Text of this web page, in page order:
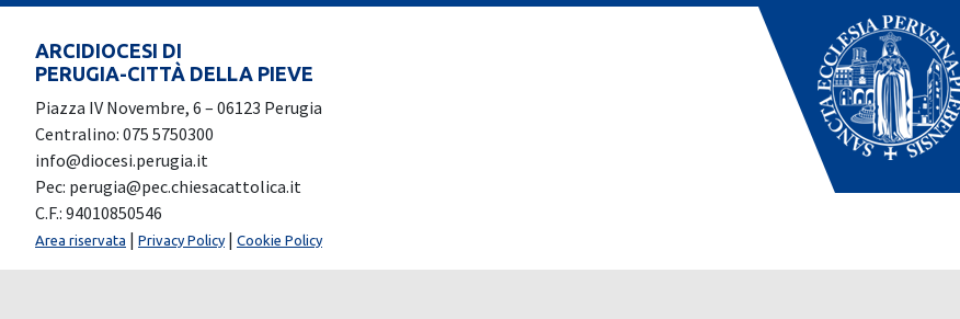
ARCIDIOCESI DI
PERUGIA-CITTÀ DELLA PIEVE
Piazza IV Novembre, 6 – 06123 Perugia
Centralino: 075 5750300
info@diocesi.perugia.it
Pec: perugia@pec.chiesacattolica.it
C.F.: 94010850546
Area riservata | Privacy Policy | Cookie Policy